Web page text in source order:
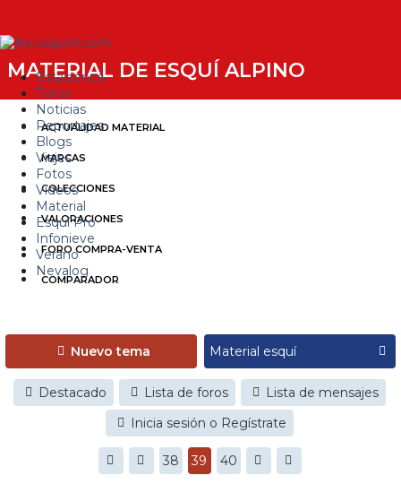
Estaciones
Foros
Noticias
Reportajes
Blogs
Viajes
Fotos
Videos
Material
Esquí Pro
Infonieve
Verano
Nevalog
MATERIAL DE ESQUÍ ALPINO
ACTUALIDAD MATERIAL
MARCAS
COLECCIONES
VALORACIONES
FORO COMPRA-VENTA
COMPARADOR
Nuevo tema
Destacado Lista de foros
Lista de mensajes
Inicia sesión o Regístrate
38 39 40